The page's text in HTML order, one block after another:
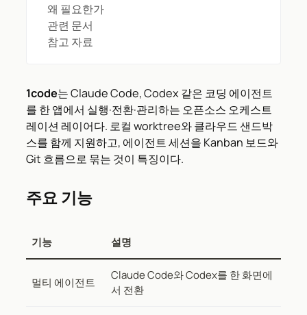
왜 필요한가
관련 문서
참고 자료
1code는 Claude Code, Codex 같은 코딩 에이전트
를 한 앱에서 실행·전환·관리하는 오픈소스 오케스트
레이션 레이어다. 로컬 worktree와 클라우드 샌드박
스를 함께 지원하고, 에이전트 세션을 Kanban 보드와
Git 흐름으로 묶는 것이 특징이다.
주요 기능
기능 설명
멀티 에이전트
Claude Code와 Codex를 한 화면에
서 전환